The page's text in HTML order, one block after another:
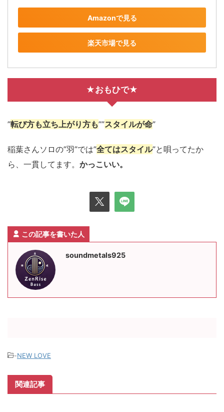
Amazonで見る
楽天市場で見る
★おもひで★
”転び方も立ち上がり方も””スタイルが命”
稲葉さんソロの”羽”では”全てはスタイル”と唄ってたか
ら、一貫してます。 かっこいい。
この記事を書いた人
soundmetals925
-NEW LOVE
関連記事